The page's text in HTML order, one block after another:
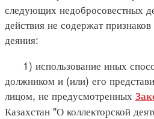
следующих недобросовестных
действия не содержат
деяния:
1) использование иных
должником и (или) его
лицом, не предусмотренных
Казахстан "О коллекторской